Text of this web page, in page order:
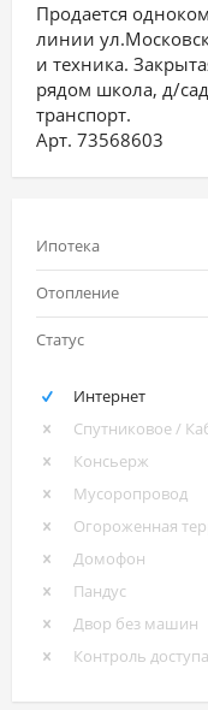
Продается
линии
и техника.
рядом школа, д/
транспорт.
Арт. 73568603
Ипотека
Отопление
Статус
Интернет
Консьерж
Мусоропровод
Домофон
Пандус
Двор без машин
Контроль доступа